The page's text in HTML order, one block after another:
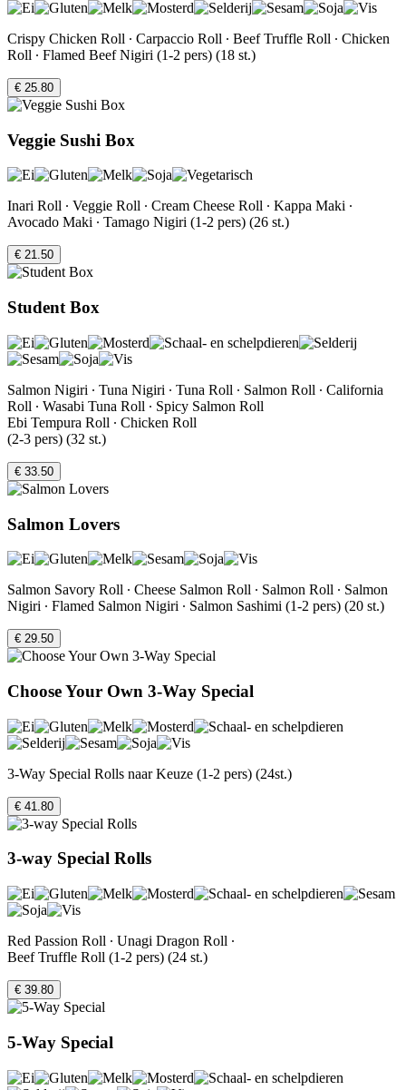
Crispy Chicken Roll ∙ Carpaccio Roll ∙ Beef Truffle Roll ∙ Chicken
Roll ∙ Flamed Beef Nigiri (1-2 pers) (18 st.)
€ 25.80
Veggie Sushi Box
Inari Roll ∙ Veggie Roll ∙ Cream Cheese Roll ∙ Kappa Maki ∙
Avocado Maki ∙ Tamago Nigiri (1-2 pers) (26 st.)
€ 21.50
Student Box
Salmon Nigiri ∙ Tuna Nigiri ∙ Tuna Roll ∙ Salmon Roll ∙ California
Roll ∙ Wasabi Tuna Roll ∙ Spicy Salmon Roll
Ebi Tempura Roll ∙ Chicken Roll
(2-3 pers) (32 st.)
€ 33.50
Salmon Lovers
Salmon Savory Roll ∙ Cheese Salmon Roll ∙ Salmon Roll ∙ Salmon
Nigiri ∙ Flamed Salmon Nigiri ∙ Salmon Sashimi (1-2 pers) (20 st.)
€ 29.50
Choose Your Own 3-Way Special
3-Way Special Rolls naar Keuze (1-2 pers) (24st.)
€ 41.80
3-way Special Rolls
Red Passion Roll ∙ Unagi Dragon Roll ∙
Beef Truffle Roll (1-2 pers) (24 st.)
€ 39.80
5-Way Special